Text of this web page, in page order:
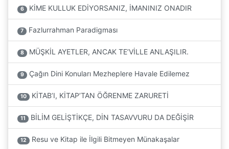
6 KİME KULLUK EDİYORSANIZ, İMANINIZ ONADIR
7 Fazlurrahman Paradigması
8 MÜŞKİL AYETLER, ANCAK TE’VİLLE ANLAŞILIR.
9 Çağın Dini Konuları Mezheplere Havale Edilemez
10 KİTAB’I, KİTAP’TAN ÖĞRENME ZARURETİ
11 BİLİM GELİŞTİKÇE, DİN TASAVVURU DA DEĞİŞİR
12 Resu ve Kitap ile İlgili Bitmeyen Münakaşalar